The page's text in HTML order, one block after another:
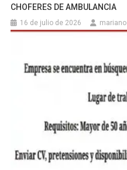
CHOFERES DE AMBULANCIA
16 de julio de 2026 mariano